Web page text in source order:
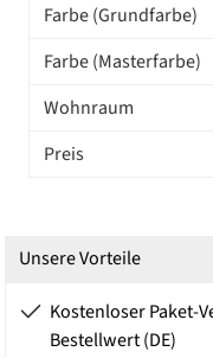
Farbe (Grundfarbe)
Farbe (Masterfarbe)
Wohnraum
Preis
Unsere Vorteile
Kostenloser Paket-
Bestellwert (DE)